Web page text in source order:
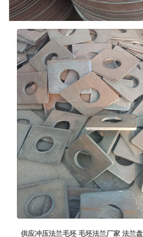
供应冲压法兰毛坯 毛坯法兰厂家 法兰